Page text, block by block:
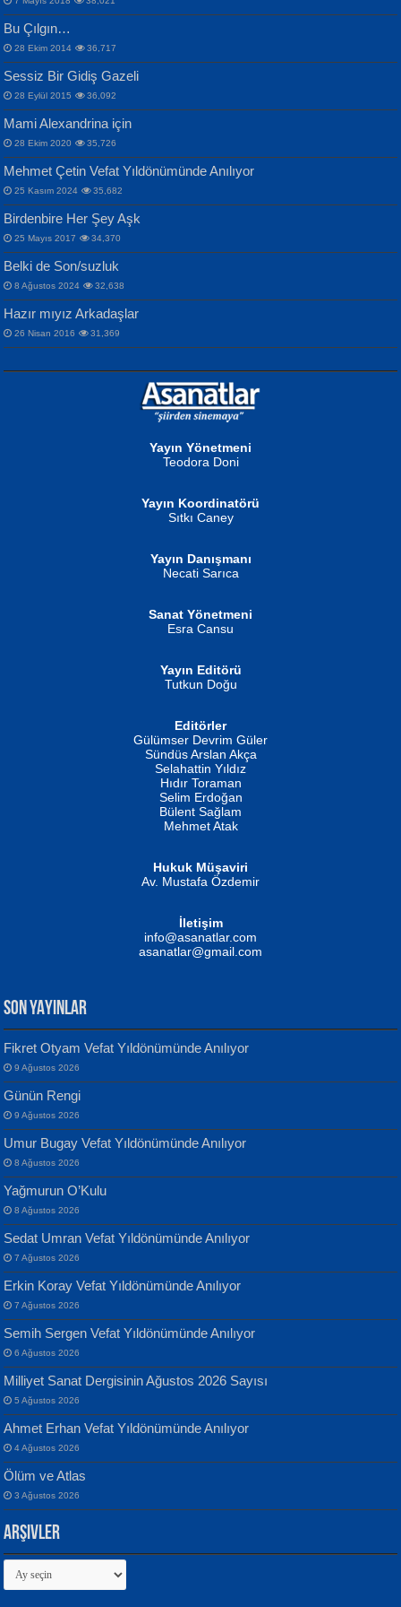
İPEK ACAR SERT
Gazze’nin Şecaati, Ümmetin İmtihanı...
MAHMUT GÜRBÜZ
İbrahim Olmak ve Bitirebilmek...
NURAN KÖSE BAYDAR
İSMAİL OKUTAN
Erkeklerin Kahrolması Ne Demektir
MUSTAFA KELOĞLU
Yarına İz Bırakmak...
ATİLLA ÖZEN
Sultan Olmadan Önce Eyüp...
EKREM KARABABA
MEHMET ALİ BAL
Selahattin Yıldız
İdrakimle Üşürken...
Songül Özel
Mahzen...
Ben Deniz Değilim ki...
Evvel Zaman Tanrıçası...
Yılmaz Ekinci
Geceye Söylenen...
Banu Sancak
Defterimden İçeri...
İsmail Aydos
İnkisar...
Ekim Betül Uçar
ERDEM BAYAZIT
Sana, Bana, Vatanıma, Ülkemin
İnsanlarına Dair...
NAZIM HİKMET RAN
Bir Cezaevinde, Tecritteki Adamın
Mektupları...
Bu Çılgın…
28 Ekim 2014 36,717
Sessiz Bir Gidiş Gazeli
28 Eylül 2015 36,092
Mami Alexandrina için
28 Ekim 2020 35,726
Mehmet Çetin Vefat Yıldönümünde Anılıyor
25 Kasım 2024 35,682
Birdenbire Her Şey Aşk
25 Mayıs 2017 34,370
Belki de Son/suzluk
8 Ağustos 2024 32,638
Hazır mıyız Arkadaşlar
26 Nisan 2016 31,369
Yayın Yönetmeni
Teodora Doni
Yayın Koordinatörü
Sıtkı Caney
Yayın Danışmanı
Necati Sarıca
Sanat Yönetmeni
Esra Cansu
Yayın Editörü
Tutkun Doğu
Editörler
Gülümser Devrim Güler
Sündüs Arslan Akça
Selahattin Yıldız
Hıdır Toraman
Selim Erdoğan
Bülent Sağlam
Mehmet Atak
Hukuk Müşaviri
Av. Mustafa Özdemir
İletişim
info@asanatlar.com
asanatlar@gmail.com
SON YAYINLAR
Fikret Otyam Vefat Yıldönümünde Anılıyor
9 Ağustos 2026
Günün Rengi
9 Ağustos 2026
Umur Bugay Vefat Yıldönümünde Anılıyor
8 Ağustos 2026
Yağmurun O’Kulu
8 Ağustos 2026
Sedat Umran Vefat Yıldönümünde Anılıyor
7 Ağustos 2026
Erkin Koray Vefat Yıldönümünde Anılıyor
7 Ağustos 2026
Semih Sergen Vefat Yıldönümünde Anılıyor
6 Ağustos 2026
Milliyet Sanat Dergisinin Ağustos 2026 Sayısı
5 Ağustos 2026
Ahmet Erhan Vefat Yıldönümünde Anılıyor
4 Ağustos 2026
Ölüm ve Atlas
3 Ağustos 2026
Arşivler
Arşivler